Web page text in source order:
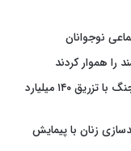
نوجوانان
هموار کردند
مهار موج تعدیل نیروی شرکت‌های فناور پس از جنگ با تزریق ۱۴۰ میلیارد
زنان با پیمایش